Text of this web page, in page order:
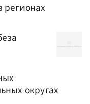
регионах
округах